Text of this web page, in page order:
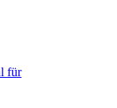
für